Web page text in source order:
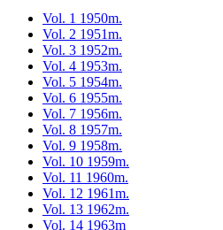
Vol. 1 1950m.
Vol. 2 1951m.
Vol. 3 1952m.
Vol. 4 1953m.
Vol. 5 1954m.
Vol. 6 1955m.
Vol. 7 1956m.
Vol. 8 1957m.
Vol. 9 1958m.
Vol. 10 1959m.
Vol. 11 1960m.
Vol. 12 1961m.
Vol. 13 1962m.
Vol. 14 1963m